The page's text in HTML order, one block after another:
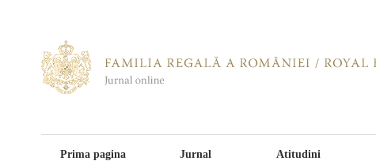
Prima pagina Jurnal Atitudini